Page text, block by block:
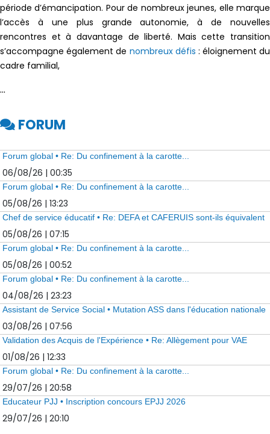
période d’émancipation. Pour de nombreux jeunes, elle marque
l’accès à une plus grande autonomie, à de nouvelles
rencontres et à davantage de liberté. Mais cette transition
s’accompagne également de nombreux défis : éloignement du
cadre familial,
...
FORUM
Forum global • Re: Du confinement à la carotte...
06/08/26 | 00:35
Forum global • Re: Du confinement à la carotte...
05/08/26 | 13:23
Chef de service éducatif • Re: DEFA et CAFERUIS sont-ils équivalent
05/08/26 | 07:15
Forum global • Re: Du confinement à la carotte...
05/08/26 | 00:52
Forum global • Re: Du confinement à la carotte...
04/08/26 | 23:23
Assistant de Service Social • Mutation ASS dans l'éducation nationale
03/08/26 | 07:56
Validation des Acquis de l'Expérience • Re: Allègement pour VAE
01/08/26 | 12:33
Forum global • Re: Du confinement à la carotte...
29/07/26 | 20:58
Educateur PJJ • Inscription concours EPJJ 2026
29/07/26 | 20:10